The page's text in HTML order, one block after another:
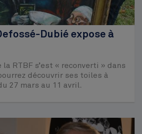
Dubié expose à
la RTBF s’est « reconverti » dans
découvrir ses toiles à
27 mars au 11 avril.